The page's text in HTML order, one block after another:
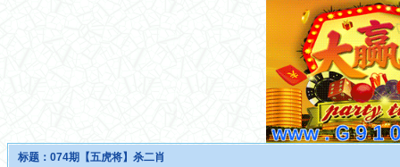
标题： 074期【五虎将】杀二肖